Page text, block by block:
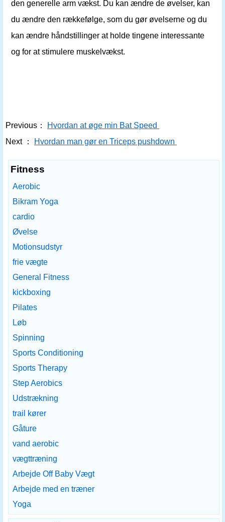
den generelle arm vækst. Du kan ændre de øvelser, kan
du ændre den rækkefølge, som du gør øvelserne og du
kan ændre håndstillinger at holde tingene interessante
og for at stimulere muskelvækst.
Previous：
Hvordan at øge min Bat Speed ​​
Next ：
Hvordan man gør en Triceps pushdown
Fitness
Aerobic
Bikram Yoga
cardio
Øvelse
Motionsudstyr
frie vægte
General Fitness
kickboxing
Pilates
Løb
Spinning
Sports Conditioning
Sports Therapy
Step Aerobics
Udstrækning
trail kører
Gåture
vand aerobic
vægttræning
Arbejde Off Baby Vægt
Arbejde med en træner
Yoga